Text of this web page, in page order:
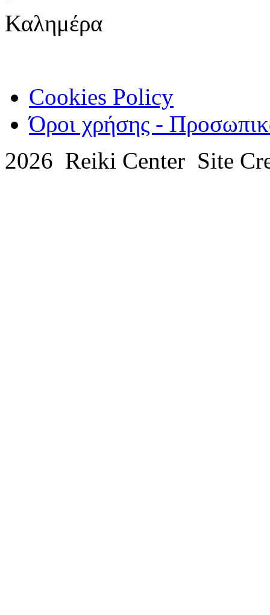
Καλημέρα
Cookies Policy
Όροι χρήσης -
2026 Reiki Center Site